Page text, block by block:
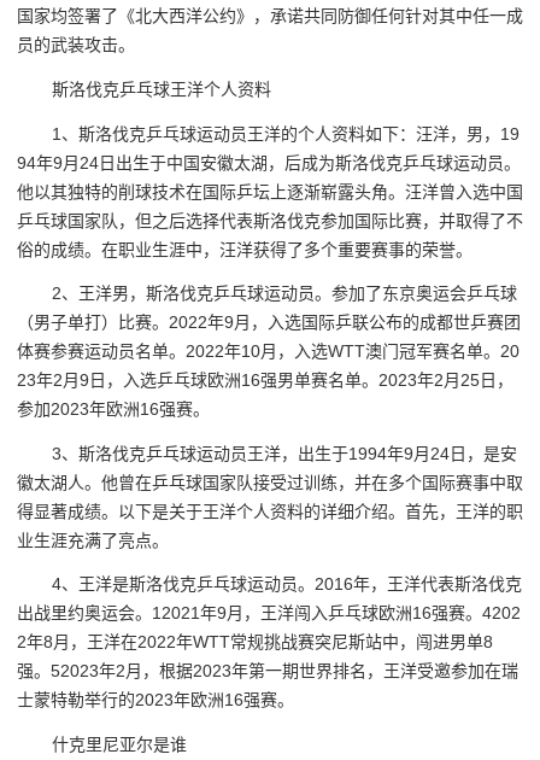
国家均签署了《北大西洋公约》，承诺共同防御任何针对其中任一成
员的武装攻击。
斯洛伐克乒乓球王洋个人资料
1、斯洛伐克乒乓球运动员王洋的个人资料如下：汪洋，男，19
94年9月24日出生于中国安徽太湖，后成为斯洛伐克乒乓球运动员。
他以其独特的削球技术在国际乒坛上逐渐崭露头角。汪洋曾入选中国
乒乓球国家队，但之后选择代表斯洛伐克参加国际比赛，并取得了不
俗的成绩。在职业生涯中，汪洋获得了多个重要赛事的荣誉。
2、王洋男，斯洛伐克乒乓球运动员。参加了东京奥运会乒乓球
（男子单打）比赛。2022年9月，入选国际乒联公布的成都世乒赛团
体赛参赛运动员名单。2022年10月，入选WTT澳门冠军赛名单。20
23年2月9日，入选乒乓球欧洲16强男单赛名单。2023年2月25日，
参加2023年欧洲16强赛。
3、斯洛伐克乒乓球运动员王洋，出生于1994年9月24日，是安
徽太湖人。他曾在乒乓球国家队接受过训练，并在多个国际赛事中取
得显著成绩。以下是关于王洋个人资料的详细介绍。首先，王洋的职
业生涯充满了亮点。
4、王洋是斯洛伐克乒乓球运动员。2016年，王洋代表斯洛伐克
出战里约奥运会。12021年9月，王洋闯入乒乓球欧洲16强赛。4202
2年8月，王洋在2022年WTT常规挑战赛突尼斯站中，闯进男单8
强。52023年2月，根据2023年第一期世界排名，王洋受邀参加在瑞
士蒙特勒举行的2023年欧洲16强赛。
什克里尼亚尔是谁